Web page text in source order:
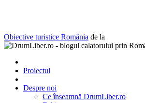
Obiective turistice România de la
Proiectul
Despre noi
Ce înseamnă DrumLiber.ro